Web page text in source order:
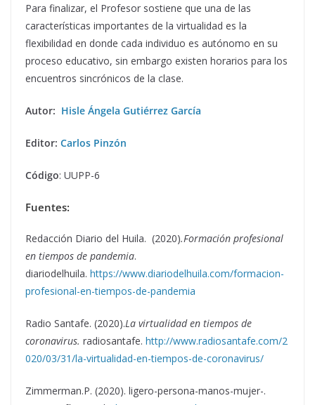
Para finalizar, el Profesor sostiene que una de las
características importantes de la virtualidad es la
flexibilidad en donde cada individuo es autónomo en su
proceso educativo, sin embargo existen horarios para los
encuentros sincrónicos de la clase.
Autor: Hisle Ángela Gutiérrez García
Editor: Carlos Pinzón
Código: UUPP-6
Fuentes:
Redacción Diario del Huila. (2020).Formación profesional
en tiempos de pandemia.
diariodelhuila. https://www.diariodelhuila.com/formacion-
profesional-en-tiempos-de-pandemia
Radio Santafe. (2020).La virtualidad en tiempos de
coronavirus. radiosantafe. http://www.radiosantafe.com/2
020/03/31/la-virtualidad-en-tiempos-de-coronavirus/
Zimmerman.P. (2020). ligero-persona-manos-mujer-.